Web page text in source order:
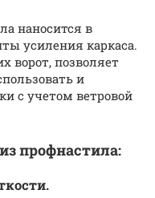
наносится в
усиления каркаса.
ворот, позволяет
и
с учетом ветровой
профнастила: